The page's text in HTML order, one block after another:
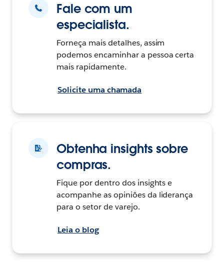
Fale com um
especialista.
Forneça mais detalhes, assim
podemos encaminhar a pessoa certa
mais rapidamente.
Solicite uma chamada
Obtenha insights sobre
compras.
Fique por dentro dos insights e
acompanhe as opiniões da liderança
para o setor de varejo.
Leia o blog